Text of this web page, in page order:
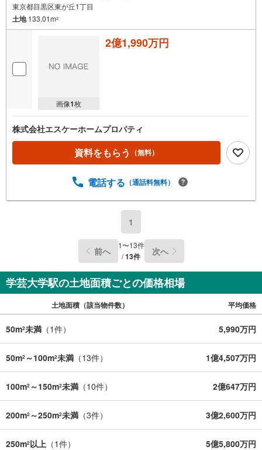
東京都目黒区東が丘1丁目
土地133.01m2
画像1枚
2億1,990万円
株式会社エスケーホームプロパティ
資料をもらう （無料）
電話する （通話料無料）
1
前へ 1〜13件
/13件 次へ
学芸大学駅の土地面積ごとの価格相場
土地面積（該当物件数） 平均価格
50m2未満 （1件） 5,990万円
50m2 ～100m2未満 （13件） 1億4,507万円
100m2 ～150m2未満 （10件） 2億647万円
200m2 ～250m2未満 （3件） 3億2,600万円
250m2以上 （1件） 5億5,800万円